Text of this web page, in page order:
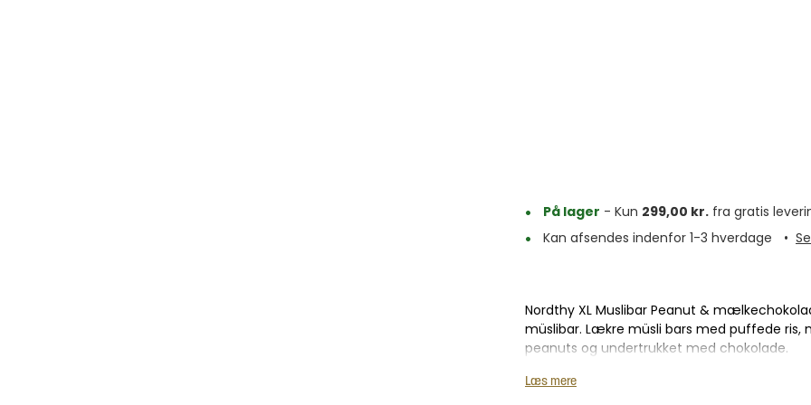
På lager - Kun 299,00 kr. fra gratis
Kan afsendes indenfor 1-3 hverdage
•
Nordthy XL Muslibar Peanut &
müslibar. Lækre müsli bars med puffede ris,
peanuts og undertrukket med chokolade.
Få sulten mellem måltiderne mættet og nyd
Læs mere